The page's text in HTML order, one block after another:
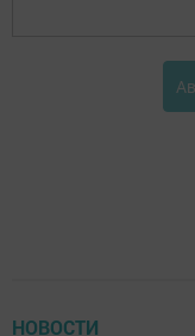
НОВОСТИ